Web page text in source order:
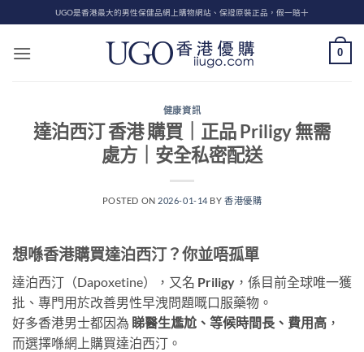
to
content
UGO是香港最大的男性保健品網上購物網站、保證原裝正品，假一賠十
0
健康資訊
達泊西汀 香港 購買｜正品 Priligy 無需
處方｜安全私密配送
POSTED ON 2026-01-14 BY香港優購
想喺香港購買達泊西汀？你並唔孤單
達泊西汀（Dapoxetine），又名 Priligy ，係目前全球唯一獲
批、專門用於改善男性早洩問題嘅口服藥物。
好多香港男士都因為 睇醫生尷尬、等候時間長、費用高 ，
而選擇喺網上購買達泊西汀。